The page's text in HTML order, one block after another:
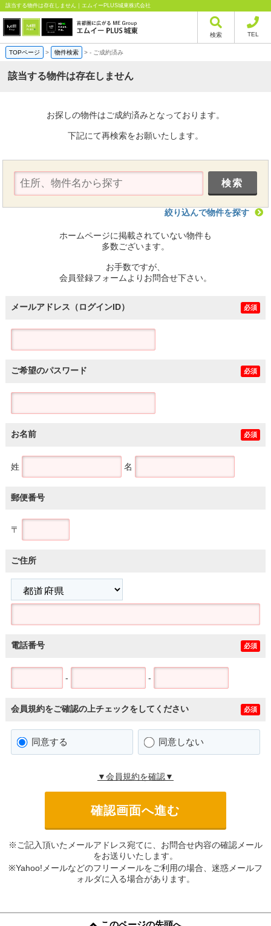
該当する物件は存在しません｜エムイーPLUS城東株式会社
検索 TEL
TOPページ > 物件検索 >- ご成約済み
該当する物件は存在しません
お探しの物件はご成約済みとなっております。
下記にて再検索をお願いたします。
絞り込んで物件を探す
ホームページに掲載されていない物件も
多数ございます。
お手数ですが、
会員登録フォームよりお問合せ下さい。
メールアドレス（ログインID） 必須
ご希望のパスワード 必須
お名前 必須
姓 名
郵便番号
〒
ご住所
電話番号 必須
- -
会員規約をご確認の上チェックをしてください 必須
同意する 同意しない
▼会員規約を確認▼
※ご記入頂いたメールアドレス宛てに、お問合せ内容の確認メール
をお送りいたします。
※Yahoo!メールなどのフリーメールをご利用の場合、迷惑メールフ
ォルダに入る場合があります。